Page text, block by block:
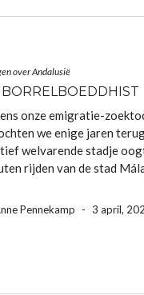
over Andalusië
onze emigratie-
we enige jaren
welvarende stadje
rijden van de stad
Pennekamp - 3 april,